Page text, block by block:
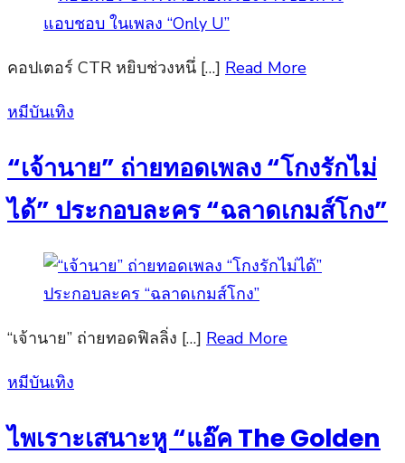
คอปเตอร์ CTR หยิบช่วงหนึ่ […] Read More
Posted
หมีบันเทิง
“เจ้านาย” ถ่ายทอดเพลง “โกงรักไม่
ได้” ประกอบละคร “ฉลาดเกมส์โกง”
“เจ้านาย” ถ่ายทอดฟิลลิ่ง […] Read More
Posted
หมีบันเทิง
ไพเราะเสนาะหู “แอ๊ค The Golden